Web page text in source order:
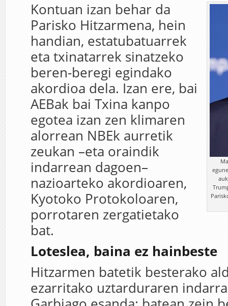
Kontuan izan behar da
Parisko Hitzarmena, hein
handian, estatubatuarrek
eta txinatarrek sinatzeko
beren-beregi egindako
akordioa dela. Izan ere, bai
AEBak bai Txina kanpo
egotea izan zen klimaren
alorrean NBEk aurretik
zeukan –eta oraindik
indarrean dagoen–
nazioarteko akordioaren,
Kyotoko Protokoloaren,
porrotaren zergatietako
bat.
Loteslea, baina ez hainbeste
Hitzarmen batetik besterako
ezarritako uztarduraren